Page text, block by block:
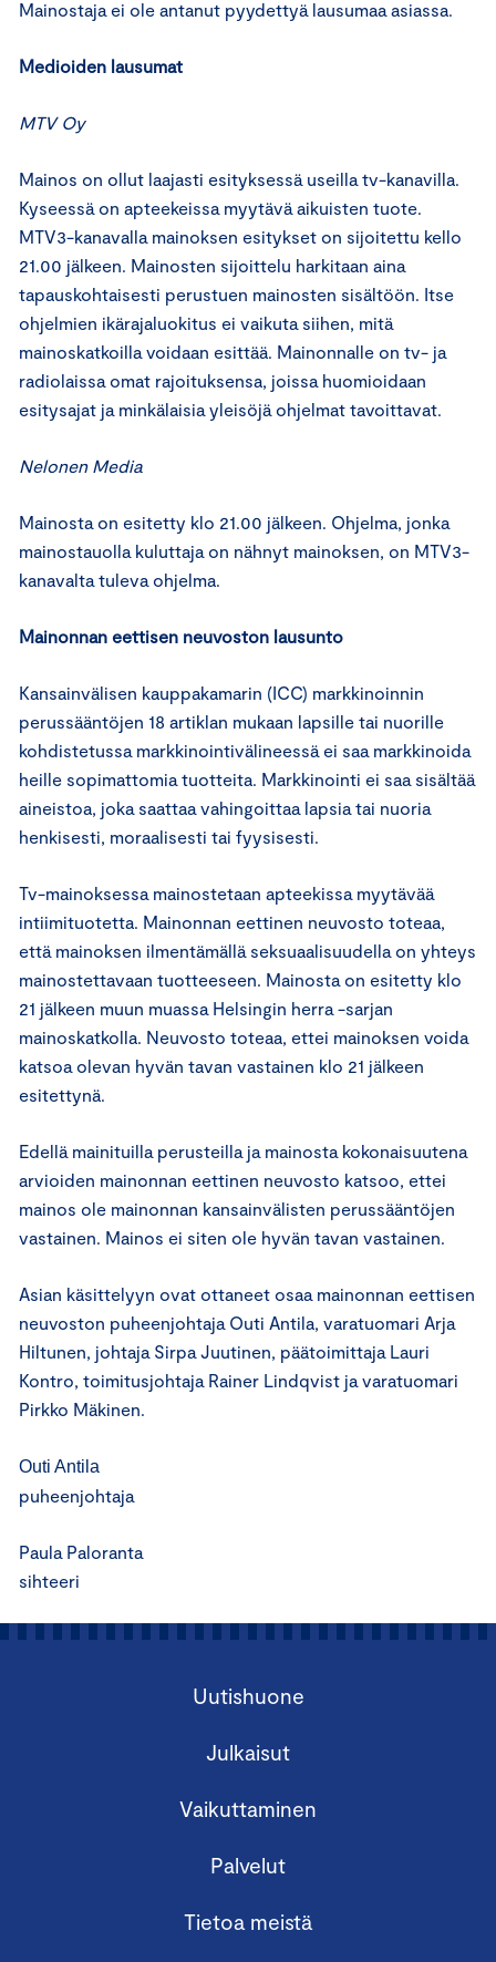
Mainostaja ei ole antanut pyydettyä lausumaa asiassa.
Medioiden lausumat
MTV Oy
Mainos on ollut laajasti esityksessä useilla tv-kanavilla.
Kyseessä on apteekeissa myytävä aikuisten tuote.
MTV3-kanavalla mainoksen esitykset on sijoitettu kello
21.00 jälkeen. Mainosten sijoittelu harkitaan aina
tapauskohtaisesti perustuen mainosten sisältöön. Itse
ohjelmien ikärajaluokitus ei vaikuta siihen, mitä
mainoskatkoilla voidaan esittää. Mainonnalle on tv- ja
radiolaissa omat rajoituksensa, joissa huomioidaan
esitysajat ja minkälaisia yleisöjä ohjelmat tavoittavat.
Nelonen Media
Mainosta on esitetty klo 21.00 jälkeen. Ohjelma, jonka
mainostauolla kuluttaja on nähnyt mainoksen, on MTV3-
kanavalta tuleva ohjelma.
Mainonnan eettisen neuvoston lausunto
Kansainvälisen kauppakamarin (ICC) markkinoinnin
perussääntöjen 18 artiklan mukaan lapsille tai nuorille
kohdistetussa markkinointivälineessä ei saa markkinoida
heille sopimattomia tuotteita. Markkinointi ei saa sisältää
aineistoa, joka saattaa vahingoittaa lapsia tai nuoria
henkisesti, moraalisesti tai fyysisesti.
Tv-mainoksessa mainostetaan apteekissa myytävää
intiimituotetta. Mainonnan eettinen neuvosto toteaa,
että mainoksen ilmentämällä seksuaalisuudella on yhteys
mainostettavaan tuotteeseen. Mainosta on esitetty klo
21 jälkeen muun muassa Helsingin herra -sarjan
mainoskatkolla. Neuvosto toteaa, ettei mainoksen voida
katsoa olevan hyvän tavan vastainen klo 21 jälkeen
esitettynä.
Edellä mainituilla perusteilla ja mainosta kokonaisuutena
arvioiden mainonnan eettinen neuvosto katsoo, ettei
mainos ole mainonnan kansainvälisten perussääntöjen
vastainen. Mainos ei siten ole hyvän tavan vastainen.
Asian käsittelyyn ovat ottaneet osaa mainonnan eettisen
neuvoston puheenjohtaja Outi Antila, varatuomari Arja
Hiltunen, johtaja Sirpa Juutinen, päätoimittaja Lauri
Kontro, toimitusjohtaja Rainer Lindqvist ja varatuomari
Pirkko Mäkinen.
Outi Antila
puheenjohtaja
Paula Paloranta
sihteeri
Uutishuone
Julkaisut
Vaikuttaminen
Palvelut
Tietoa meistä